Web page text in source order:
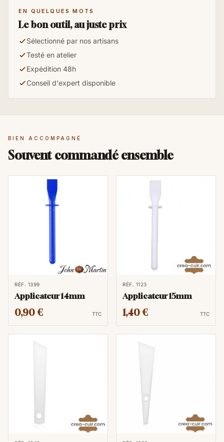
EN QUELQUES MOTS
Le bon outil, au juste prix
Sélectionné par nos artisans
Testé en atelier
Expédition 48h
Conseil d'expert disponible
BIEN ACCOMPAGNÉ
Souvent commandé ensemble
RÉF. 1399
Applicateur 14mm
0,90 € TTC
RÉF. 1123
Applicateur 15mm
1,40 € TTC